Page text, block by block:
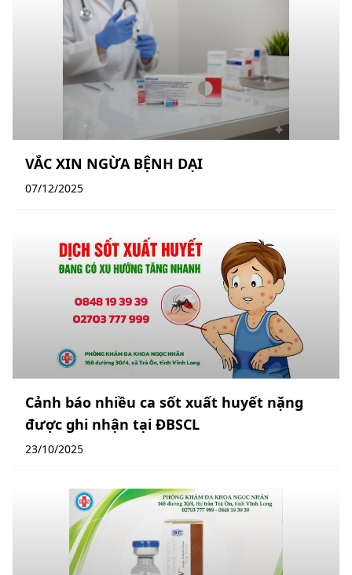
VẮC XIN NGỪA BỆNH DẠI
07/12/2025
Cảnh báo nhiều ca sốt xuất huyết nặng
được ghi nhận tại ĐBSCL
23/10/2025